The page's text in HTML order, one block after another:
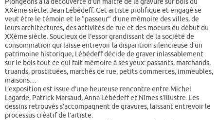
XXème siècle: Jean Lébédeff. Cet artiste prolifique et engagé se
veut être le témoin et le “passeur” d’une mémoire des villes, de
leurs architectures, des activités de rue et des moeurs du début du
XXème siècle. Soucieux de l’essor grandissant de la société de
consommation qui laisse entrevoir la disparition silencieuse d’un
patrimoine historique, Lébédeff décide de graver inlassablement
sur le bois tout ce qui fait mémoire à ses yeux: passants, marchands,
truands, prostituées, marchés de rue, petits commerces, immeubles,
maisons…
L’exposition est issue d’une heureuse rencontre entre Michel
Lagarde, Patrick Marsaud, Anna Lébédeff et Nîmes s’illustre. Les
dessins retrouvés s’accompagnent de gravures, laissant entrevoir le
processus créatif de l’artiste.